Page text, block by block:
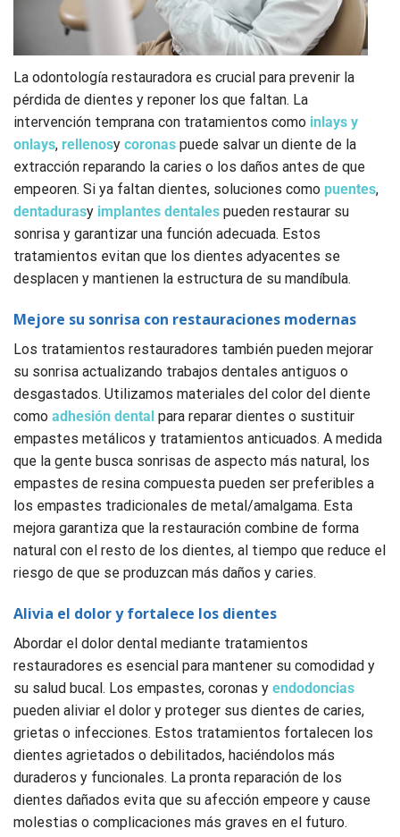
La odontología restauradora es crucial para prevenir la
pérdida de dientes y reponer los que faltan. La
intervención temprana con tratamientos como inlays y
onlays, rellenosy coronas puede salvar un diente de la
extracción reparando la caries o los daños antes de que
empeoren. Si ya faltan dientes, soluciones como puentes,
dentadurasy implantes dentales pueden restaurar su
sonrisa y garantizar una función adecuada. Estos
tratamientos evitan que los dientes adyacentes se
desplacen y mantienen la estructura de su mandíbula.
Mejore su sonrisa con restauraciones modernas
Los tratamientos restauradores también pueden mejorar
su sonrisa actualizando trabajos dentales antiguos o
desgastados. Utilizamos materiales del color del diente
como adhesión dental para reparar dientes o sustituir
empastes metálicos y tratamientos anticuados. A medida
que la gente busca sonrisas de aspecto más natural, los
empastes de resina compuesta pueden ser preferibles a
los empastes tradicionales de metal/amalgama. Esta
mejora garantiza que la restauración combine de forma
natural con el resto de los dientes, al tiempo que reduce el
riesgo de que se produzcan más daños y caries.
Alivia el dolor y fortalece los dientes
Abordar el dolor dental mediante tratamientos
restauradores es esencial para mantener su comodidad y
su salud bucal. Los empastes, coronas y endodoncias
pueden aliviar el dolor y proteger sus dientes de caries,
grietas o infecciones. Estos tratamientos fortalecen los
dientes agrietados o debilitados, haciéndolos más
duraderos y funcionales. La pronta reparación de los
dientes dañados evita que su afección empeore y cause
molestias o complicaciones más graves en el futuro.